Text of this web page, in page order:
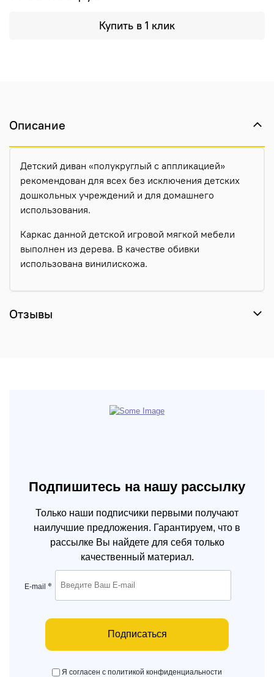
Купить в 1 клик
Описание
Детский диван «полукруглый с аппликацией»
рекомендован для всех без исключения детских
дошкольных учреждений и для домашнего
использования.
Каркас данной детской игровой мягкой мебели
выполнен из дерева. В качестве обивки
использована винилискожа.
Отзывы
Подпишитесь на нашу рассылку
Только наши подписчики первыми получают
наилучшие предложения. Гарантируем, что в
рассылке Вы найдете для себя только
качественный материал.
E-mail *
Подписаться
Я согласен с политикой конфиденциальности